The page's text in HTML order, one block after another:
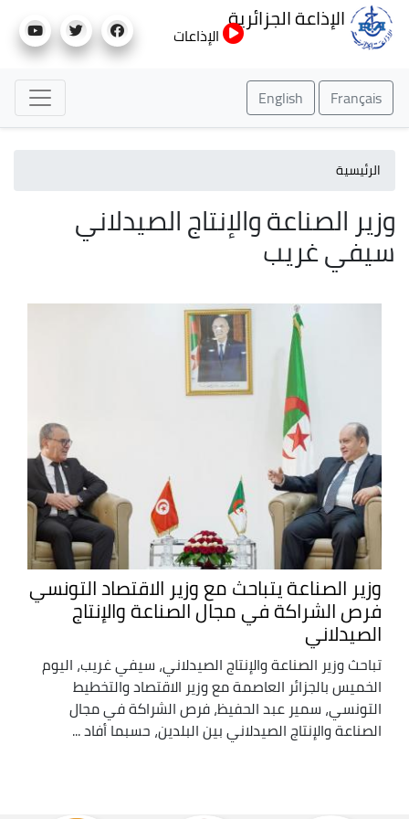
إلى
الإذاعة الجزائرية
الإذاعات
Français
English
الرئيسية
وزير الصناعة والإنتاج الصيدلاني
سيفي غريب
وزير الصناعة يتباحث مع وزير الاقتصاد التونسي
فرص الشراكة في مجال الصناعة والإنتاج
الصيدلاني
تباحث وزير الصناعة والإنتاج الصيدلاني، سيفي غريب، اليوم
الخميس بالجزائر العاصمة مع وزير الاقتصاد والتخطيط
التونسي، سمير عبد الحفيظ، فرص الشراكة في مجال
الصناعة والإنتاج الصيدلاني بين البلدين، حسبما أفاد ...